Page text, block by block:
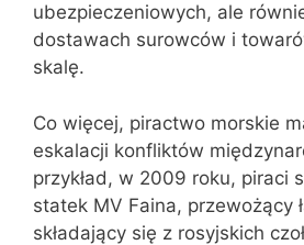
ubezpieczeniowych, ale
dostawach surowców i
skalę.
Co więcej, piractwo morskie
eskalacji konfliktów
przykład, w 2009 roku, piraci
statek MV Faina, przewożący
składający się z rosyjskich